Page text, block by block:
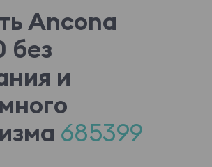
Ancona
без
и
685399